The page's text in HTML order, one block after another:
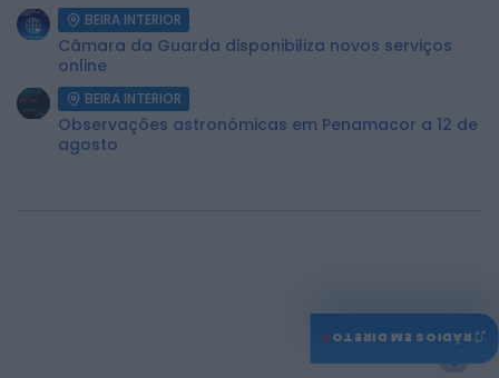
BEIRA INTERIOR
Câmara da Guarda disponibiliza novos serviços
online
BEIRA INTERIOR
Observações astronómicas em Penamacor a 12 de
agosto
0
♫
RÁDIOS EM DIRETO